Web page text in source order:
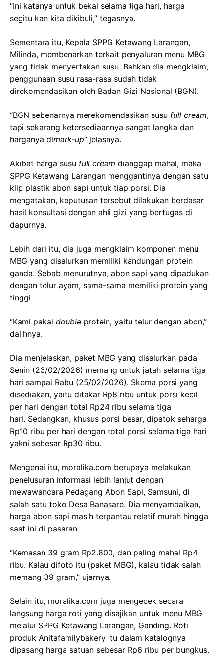
“Ini katanya untuk bekal selama tiga hari, harga
segitu kan kita dikibuli,” tegasnya.
Sementara itu, Kepala SPPG Ketawang Larangan,
Milinda, membenarkan terkait penyaluran menu MBG
yang tidak menyertakan susu. Bahkan dia mengklaim,
penggunaan susu rasa-rasa sudah tidak
direkomendasikan oleh Badan Gizi Nasional (BGN).
“BGN sebenarnya merekomendasikan susu full cream,
tapi sekarang ketersediaannya sangat langka dan
harganya dimark-up” jelasnya.
Akibat harga susu full cream dianggap mahal, maka
SPPG Ketawang Larangan menggantinya dengan satu
klip plastik abon sapi untuk tiap porsi. Dia
mengatakan, keputusan tersebut dilakukan berdasar
hasil konsultasi dengan ahli gizi yang bertugas di
dapurnya.
Lebih dari itu, dia juga mengklaim komponen menu
MBG yang disalurkan memiliki kandungan protein
ganda. Sebab menurutnya, abon sapi yang dipadukan
dengan telur ayam, sama-sama memiliki protein yang
tinggi.
“Kami pakai double protein, yaitu telur dengan abon,”
dalihnya.
Dia menjelaskan, paket MBG yang disalurkan pada
Senin (23/02/2026) memang untuk jatah selama tiga
hari sampai Rabu (25/02/2026). Skema porsi yang
disediakan, yaitu ditakar Rp8 ribu untuk porsi kecil
per hari dengan total Rp24 ribu selama tiga
hari. Sedangkan, khusus porsi besar, dipatok seharga
Rp10 ribu per hari dengan total porsi selama tiga hari
yakni sebesar Rp30 ribu.
Mengenai itu, moralika.com berupaya melakukan
penelusuran informasi lebih lanjut dengan
mewawancara Pedagang Abon Sapi, Samsuni, di
salah satu toko Desa Banasare. Dia menyampaikan,
harga abon sapi masih terpantau relatif murah hingga
saat ini di pasaran.
“Kemasan 39 gram Rp2.800, dan paling mahal Rp4
ribu. Kalau difoto itu (paket MBG), kalau tidak salah
memang 39 gram,” ujarnya.
Selain itu, moralika.com juga mengecek secara
langsung harga roti yang disajikan untuk menu MBG
melalui SPPG Ketawang Larangan, Ganding. Roti
produk Anitafamilybakery itu dalam katalognya
dipasang harga satuan sebesar Rp6 ribu per bungkus.